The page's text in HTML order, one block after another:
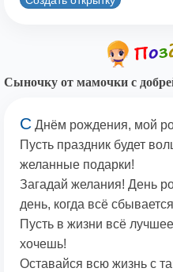
Сыночку от мамочки с
С Днём рождения, мой
Пусть праздник будет
желанные подарки!
Загадай желания! День
день, когда всё
Пусть в жизни всё
хочешь!
Оставайся всю жизнь с